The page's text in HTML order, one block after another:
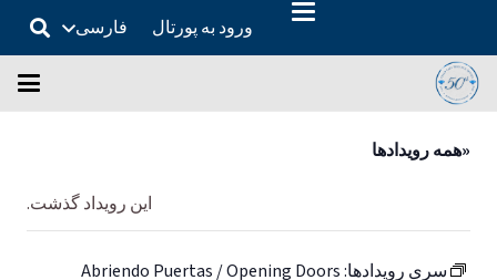
ورود به پورتال فارسی
«همه رویدادها
این رویداد گذشت.
سری رویدادها:Abriendo Puertas / Opening Doors